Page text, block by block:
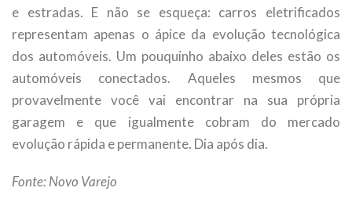
e estradas. E não se esqueça: carros eletrificados
representam apenas o ápice da evolução tecnológica
dos automóveis. Um pouquinho abaixo deles estão os
automóveis conectados. Aqueles mesmos que
provavelmente você vai encontrar na sua própria
garagem e que igualmente cobram do mercado
evolução rápida e permanente. Dia após dia.
Fonte: Novo Varejo